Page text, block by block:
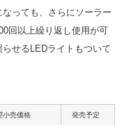
っても、さらにソーラー
回以上繰り返し使用が可
せるLEDライトもついて
小売価格
発売予定